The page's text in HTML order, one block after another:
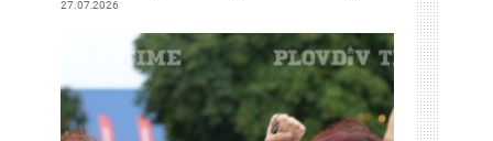
27.07.2026